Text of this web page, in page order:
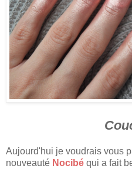
Aujourd'hui je voudrais vous
nouveauté Nocibé qui a fait